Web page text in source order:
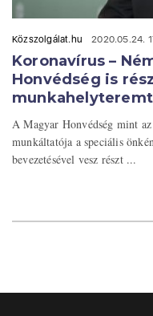
Közszolgálat.hu 2020.05.24.
Koronavírus –
Honvédség is
A Magyar Honvédség mint
munkáltatója a speciális
bevezetésével vesz részt ...